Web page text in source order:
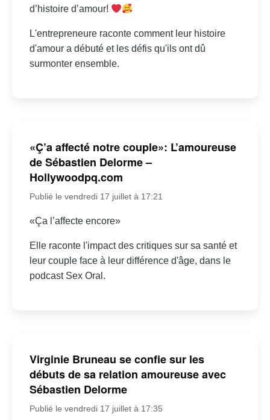
d’histoire d’amour!
L'entrepreneure raconte comment leur histoire
d'amour a débuté et les défis qu'ils ont dû
surmonter ensemble.
«Ç’a affecté notre couple»: L’amoureuse
de Sébastien Delorme –
Hollywoodpq.com
Publié le vendredi 17 juillet à 17:21
«Ça l’affecte encore»
Elle raconte l'impact des critiques sur sa santé et
leur couple face à leur différence d'âge, dans le
podcast Sex Oral.
Virginie Bruneau se confie sur les
débuts de sa relation amoureuse avec
Sébastien Delorme
Publié le vendredi 17 juillet à 17:35